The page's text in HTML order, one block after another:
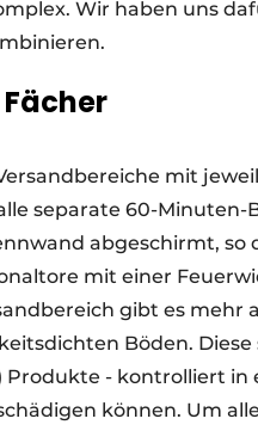
Wir haben uns
mit
separate 60-
abgeschirmt, so
mit einer
gibt es mehr
Böden.
Produkte - kontrolliert
können. Um